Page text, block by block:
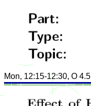
Mon, 12:15-12:30, O 4.5